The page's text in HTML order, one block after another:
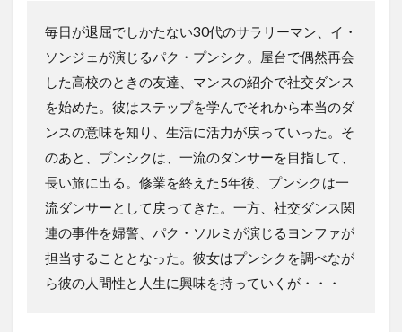
毎日が退屈でしかたない30代のサラリーマン、イ・
ソンジェが演じるパク・プンシク。屋台で偶然再会
した高校のときの友達、マンスの紹介で社交ダンス
を始めた。彼はステップを学んでそれから本当のダ
ンスの意味を知り、生活に活力が戻っていった。そ
のあと、プンシクは、一流のダンサーを目指して、
長い旅に出る。修業を終えた5年後、プンシクは一
流ダンサーとして戻ってきた。一方、社交ダンス関
連の事件を婦警、パク・ソルミが演じるヨンファが
担当することとなった。彼女はプンシクを調べなが
ら彼の人間性と人生に興味を持っていくが・・・